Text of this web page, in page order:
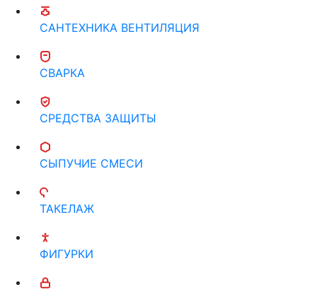
САНТЕХНИКА ВЕНТИЛЯЦИЯ
СВАРКА
СРЕДСТВА ЗАЩИТЫ
СЫПУЧИЕ СМЕСИ
ТАКЕЛАЖ
ФИГУРКИ